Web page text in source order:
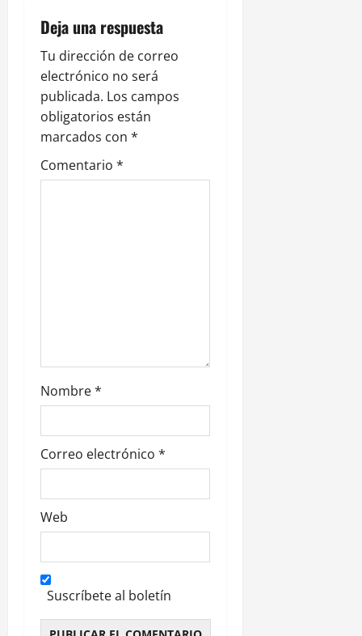
c
i
ó
n
d
e
a
d
a
s
Deja una respuesta
Tu dirección de correo
electrónico no será
publicada. Los campos
obligatorios están
marcados con *
Comentario *
Nombre*
Correo electrónico *
Web
Suscríbete al boletín